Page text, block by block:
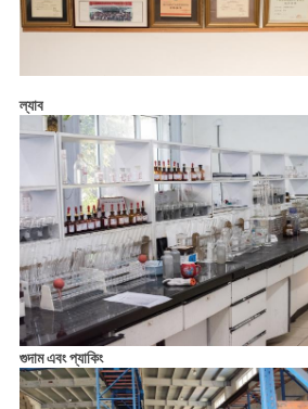
ল্যাব
গুদাম এবং প্যাকিং